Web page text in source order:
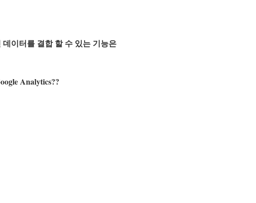
이터를 결합 할 수 있는 기능은
Analytics??